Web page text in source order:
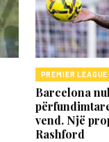
PREMIER LEAGUE
Barcelona
vend. Një
Rashford